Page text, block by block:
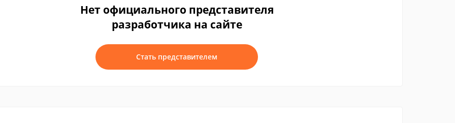
Нет официального представителя
разработчика на сайте
Стать представителем